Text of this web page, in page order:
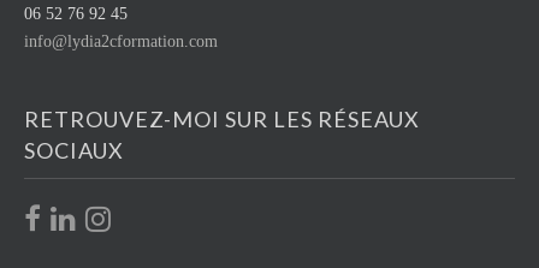
06 52 76 92 45
info@lydia2cformation.com
RETROUVEZ-MOI SUR LES RÉSEAUX
SOCIAUX